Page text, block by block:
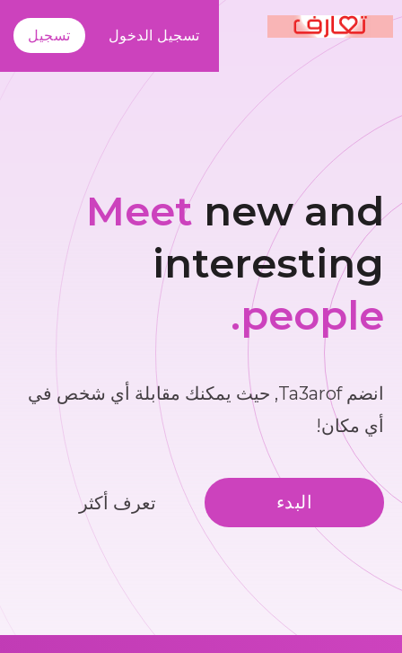
تسجيل الدخول تسجيل
Meetnew and
interesting
people.
انضم Ta3arof, حيث يمكنك مقابلة أي شخص في
أي مكان!
البدء تعرف أكثر